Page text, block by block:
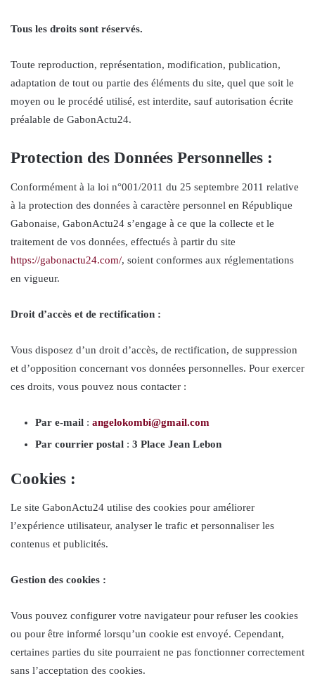
Tous les droits sont réservés.
Toute reproduction, représentation, modification, publication,
adaptation de tout ou partie des éléments du site, quel que soit le
moyen ou le procédé utilisé, est interdite, sauf autorisation écrite
préalable de GabonActu24.
Protection des Données Personnelles :
Conformément à la loi n°001/2011 du 25 septembre 2011 relative
à la protection des données à caractère personnel en République
Gabonaise, GabonActu24 s’engage à ce que la collecte et le
traitement de vos données, effectués à partir du site
https://gabonactu24.com/, soient conformes aux réglementations
en vigueur.
Droit d’accès et de rectification :
Vous disposez d’un droit d’accès, de rectification, de suppression
et d’opposition concernant vos données personnelles. Pour exercer
ces droits, vous pouvez nous contacter :
Par e-mail : angelokombi@gmail.com
Par courrier postal : 3 Place Jean Lebon
Cookies :
Le site GabonActu24 utilise des cookies pour améliorer
l’expérience utilisateur, analyser le trafic et personnaliser les
contenus et publicités.
Gestion des cookies :
Vous pouvez configurer votre navigateur pour refuser les cookies
ou pour être informé lorsqu’un cookie est envoyé. Cependant,
certaines parties du site pourraient ne pas fonctionner correctement
sans l’acceptation des cookies.